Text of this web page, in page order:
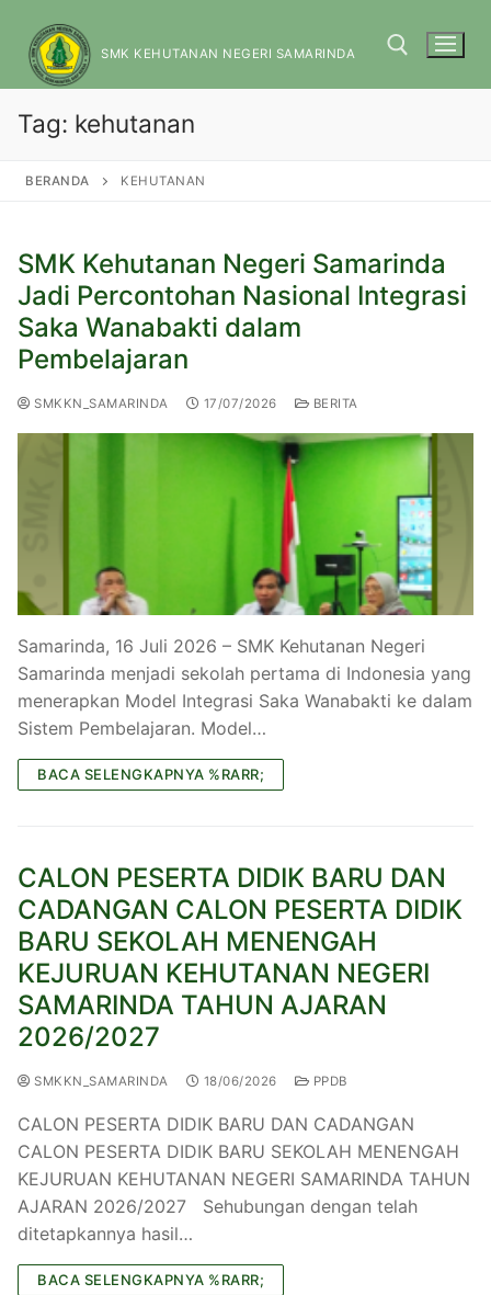
SMK KEHUTANAN NEGERI SAMARINDA
Tag: kehutanan
BERANDA KEHUTANAN
SMK Kehutanan Negeri Samarinda
Jadi Percontohan Nasional Integrasi
Saka Wanabakti dalam
Pembelajaran
SMKKN_SAMARINDA 17/07/2026 BERITA
Samarinda, 16 Juli 2026 – SMK Kehutanan Negeri
Samarinda menjadi sekolah pertama di Indonesia yang
menerapkan Model Integrasi Saka Wanabakti ke dalam
Sistem Pembelajaran. Model…
BACA SELENGKAPNYA %RARR;
CALON PESERTA DIDIK BARU DAN
CADANGAN CALON PESERTA DIDIK
BARU SEKOLAH MENENGAH
KEJURUAN KEHUTANAN NEGERI
SAMARINDA TAHUN AJARAN
2026/2027
SMKKN_SAMARINDA 18/06/2026 PPDB
CALON PESERTA DIDIK BARU DAN CADANGAN
CALON PESERTA DIDIK BARU SEKOLAH MENENGAH
KEJURUAN KEHUTANAN NEGERI SAMARINDA TAHUN
AJARAN 2026/2027 Sehubungan dengan telah
ditetapkannya hasil…
BACA SELENGKAPNYA %RARR;